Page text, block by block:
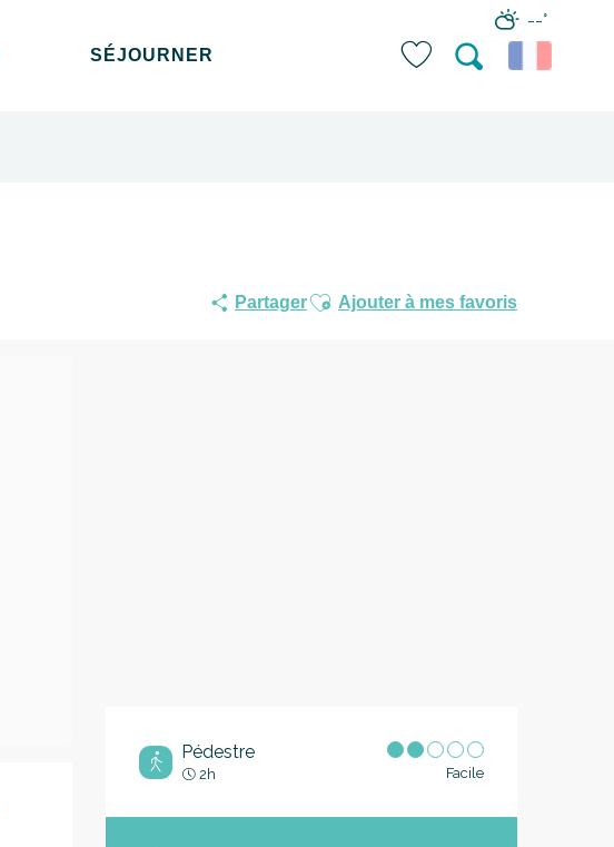
--°
SÉJOURNER
PartagerAjouter aux favoris
Ajouter à mes favoris
Pédestre
2h Facile